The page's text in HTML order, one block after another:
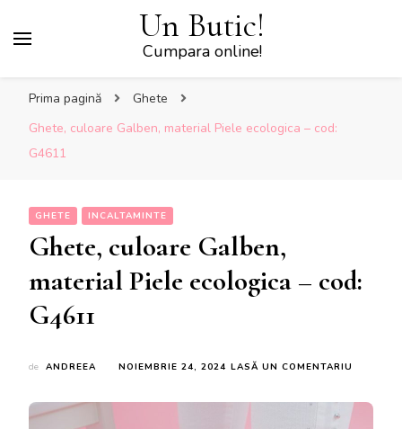
Un Butic!
Cumpara online!
Prima pagină
Ghete
Ghete, culoare Galben, material Piele ecologica – cod:
G4611
GHETE INCALTAMINTE
Ghete, culoare Galben,
material Piele ecologica – cod:
G4611
de ANDREEA NOIEMBRIE 24, 2024 LASĂ UN COMENTARIU